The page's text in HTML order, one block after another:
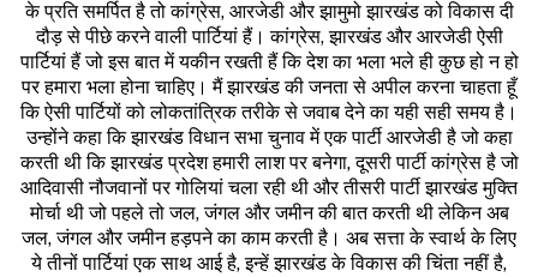
के प्रति समर्पित है तो कांग्रेस, आरजेडी और झामुमो झारखंड को विकास दी
दौड़ से पीछे करने वाली पार्टियां हैं। कांग्रेस, झारखंड और आरजेडी ऐसी
पार्टियां हैं जो इस बात में यकीन रखती हैं कि देश का भला भले ही कुछ हो न हो
पर हमारा भला होना चाहिए। मैं झारखंड की जनता से अपील करना चाहता हूँ
कि ऐसी पार्टियों को लोकतांत्रिक तरीके से जवाब देने का यही सही समय है।
उन्होंने कहा कि झारखंड विधान सभा चुनाव में एक पार्टी आरजेडी है जो कहा
करती थी कि झारखंड प्रदेश हमारी लाश पर बनेगा, दूसरी पार्टी कांग्रेस है जो
आदिवासी नौजवानों पर गोलियां चला रही थी और तीसरी पार्टी झारखंड मुक्ति
मोर्चा थी जो पहले तो जल, जंगल और जमीन की बात करती थी लेकिन अब
जल, जंगल और जमीन हड़पने का काम करती है। अब सत्ता के स्वार्थ के लिए
ये तीनों पार्टियां एक साथ आई है, इन्हें झारखंड के विकास की चिंता नहीं है,